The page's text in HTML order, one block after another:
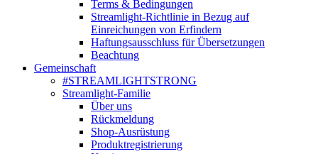
Terms & Bedingungen
Streamlight-Richtlinie in Bezug auf
Einreichungen von Erfindern
Haftungsausschluss für Übersetzungen
Beachtung
Gemeinschaft
#STREAMLIGHTSTRONG
Streamlight-Familie
Über uns
Rückmeldung
Shop-Ausrüstung
Produktregistrierung